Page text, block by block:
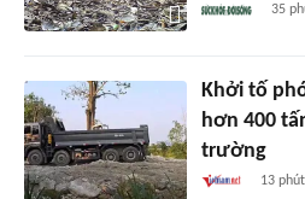
35
Khởi tố
hơn 400
trường
13 phút